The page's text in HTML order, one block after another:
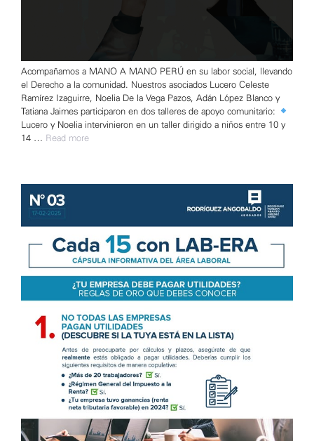
Acompañamos a MANO A MANO PERÚ en su labor social, llevando
el Derecho a la comunidad. Nuestros asociados Lucero Celeste
Ramírez Izaguirre, Noelia De la Vega Pazos, Adán López Blanco y
Tatiana Jaimes participaron en dos talleres de apoyo comunitario:
Lucero y Noelia intervinieron en un taller dirigido a niños entre 10 y
14 …
Read more